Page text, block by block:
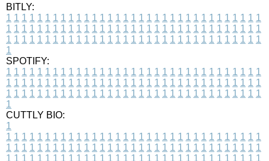
BITLY:
1 1 1 1 1 1 1 1 1 1 1 1 1 1 1 1 1 1 1 1 1 1 1 1 1 1 1 1 1 1 1 1 1
1 1 1 1 1 1 1 1 1 1 1 1 1 1 1 1 1 1 1 1 1 1 1 1 1 1 1 1 1 1 1 1 1
1 1 1 1 1 1 1 1 1 1 1 1 1 1 1 1 1 1 1 1 1 1 1 1 1 1 1 1 1 1 1 1 1
1
SPOTIFY:
1 1 1 1 1 1 1 1 1 1 1 1 1 1 1 1 1 1 1 1 1 1 1 1 1 1 1 1 1 1 1 1 1
1 1 1 1 1 1 1 1 1 1 1 1 1 1 1 1 1 1 1 1 1 1 1 1 1 1 1 1 1 1 1 1 1
1 1 1 1 1 1 1 1 1 1 1 1 1 1 1 1 1 1 1 1 1 1 1 1 1 1 1 1 1 1 1 1 1
1
CUTTLY BIO:
1
1 1 1 1 1 1 1 1 1 1 1 1 1 1 1 1 1 1 1 1 1 1 1 1 1 1 1 1 1 1 1 1 1
1 1 1 1 1 1 1 1 1 1 1 1 1 1 1 1 1 1 1 1 1 1 1 1 1 1 1 1 1 1 1 1 1
1 1 1 1 1 1 1 1 1 1 1 1 1 1 1 1 1 1 1 1 1 1 1 1 1 1 1 1 1 1 1 1 1